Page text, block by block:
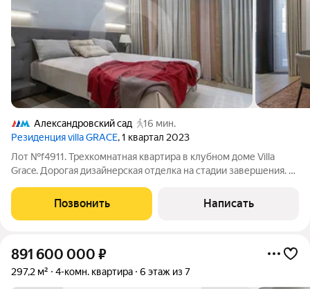
Александровский сад
16 мин.
Резиденция villa GRACE, 1 квартал 2023
Лот №f4911. Трехкомнатная квартира в клубном доме Villa
Grace. Дорогая дизайнерская отделка на стадии завершения. В
Общая площадь квартиры 128.9 кв. м + терраса 10 кв. м.
Планировка:
Позвонить Написать
891 600 000 ₽
297,2 м² 4-комн. квартира 6 этаж из 7